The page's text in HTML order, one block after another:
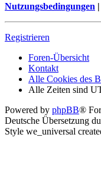
Nutzungsbedingungen |
Registrieren
Foren-Übersicht
Kontakt
Alle Cookies des
Alle Zeiten sind
Powered by phpBB®
Deutsche Übersetzung
Style we_universal